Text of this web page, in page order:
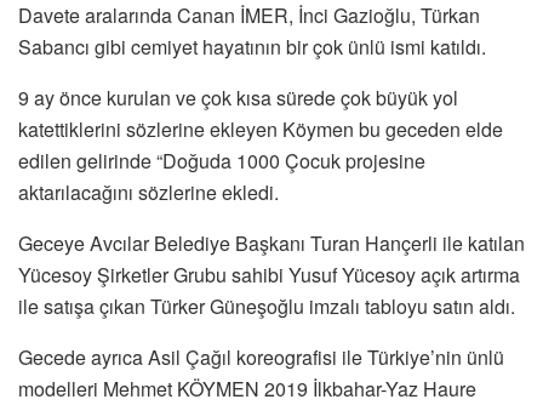
Davete aralarında Canan İMER, İnci Gazioğlu, Türkan
Sabancı gibi cemiyet hayatının bir çok ünlü ismi katıldı.
9 ay önce kurulan ve çok kısa sürede çok büyük yol
katettiklerini sözlerine ekleyen Köymen bu geceden elde
edilen gelirinde “Doğuda 1000 Çocuk projesine
aktarılacağını sözlerine ekledi.
Geceye Avcılar Belediye Başkanı Turan Hançerli ile katılan
Yücesoy Şirketler Grubu sahibi Yusuf Yücesoy açık artırma
ile satışa çıkan Türker Güneşoğlu imzalı tabloyu satın aldı.
Gecede ayrıca Asil Çağıl koreografisi ile Türkiye’nin ünlü
modelleri Mehmet KÖYMEN 2019 İlkbahar-Yaz Haure